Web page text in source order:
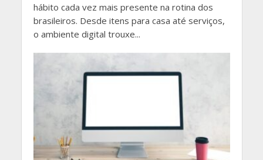
hábito cada vez mais presente na rotina dos
brasileiros. Desde itens para casa até serviços,
o ambiente digital trouxe...